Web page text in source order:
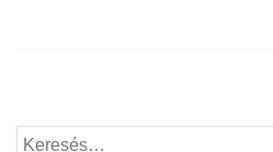
Keresés: